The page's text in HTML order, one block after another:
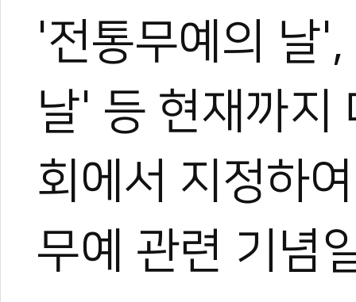
'전통무예의 날
날' 등 현재까지
회에서 지정하
무예 관련 기념